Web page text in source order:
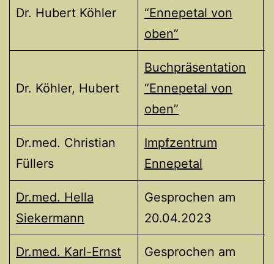
Dr. Hubert Köhler
“Ennepetal von
oben”
Dr. Köhler, Hubert
Buchpräsentation
“Ennepetal von
oben”
Dr.med. Christian
Füllers
Impfzentrum
Ennepetal
Dr.med. Hella
Siekermann
Gesprochen am
20.04.2023
Dr.med. Karl-Ernst
Gesprochen am